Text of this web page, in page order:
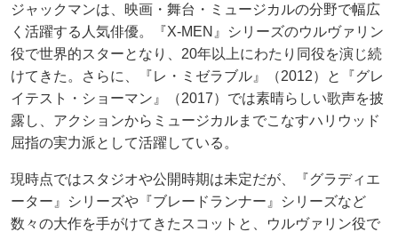
ジャックマンは、映画・舞台・ミュージカルの分野で幅広
く活躍する人気俳優。『X-MEN』シリーズのウルヴァリン
役で世界的スターとなり、20年以上にわたり同役を演じ続
けてきた。さらに、『レ・ミゼラブル』（2012）と『グレ
イテスト・ショーマン』（2017）では素晴らしい歌声を披
露し、アクションからミュージカルまでこなすハリウッド
屈指の実力派として活躍している。
現時点ではスタジオや公開時期は未定だが、『グラディエ
ーター』シリーズや『ブレードランナー』シリーズなど
数々の大作を手がけてきたスコットと、ウルヴァリン役で